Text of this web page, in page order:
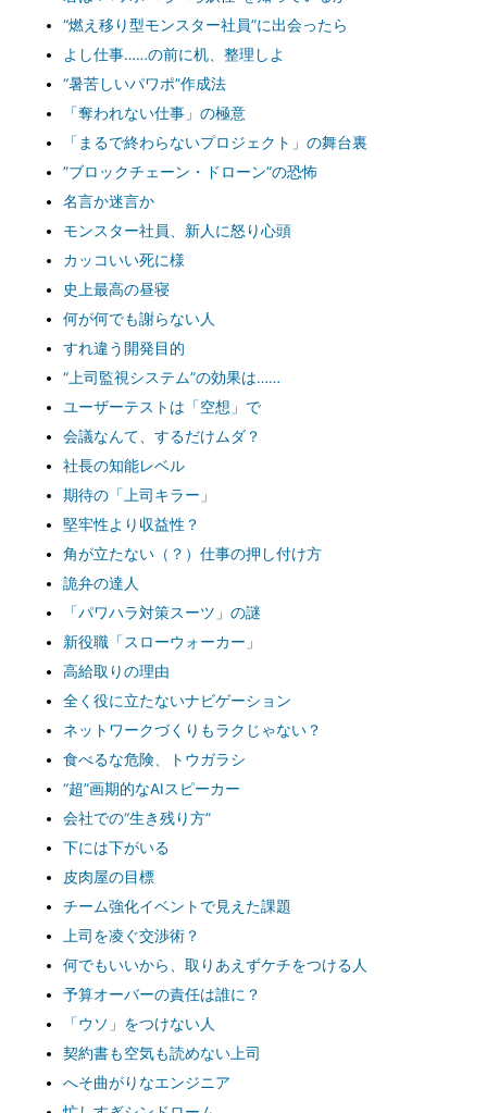
“燃え移り型モンスター社員”に出会ったら
よし仕事……の前に机、整理しよ
“暑苦しいパワポ”作成法
「奪われない仕事」の極意
「まるで終わらないプロジェクト」の舞台裏
”ブロックチェーン・ドローン”の恐怖
名言か迷言か
モンスター社員、新人に怒り心頭
カッコいい死に様
史上最高の昼寝
何が何でも謝らない人
すれ違う開発目的
“上司監視システム”の効果は……
ユーザーテストは「空想」で
会議なんて、するだけムダ？
社長の知能レベル
期待の「上司キラー」
堅牢性より収益性？
角が立たない（？）仕事の押し付け方
詭弁の達人
「パワハラ対策スーツ」の謎
新役職「スローウォーカー」
高給取りの理由
全く役に立たないナビゲーション
ネットワークづくりもラクじゃない？
食べるな危険、トウガラシ
“超”画期的なAIスピーカー
会社での“生き残り方”
下には下がいる
皮肉屋の目標
チーム強化イベントで見えた課題
上司を凌ぐ交渉術？
何でもいいから、取りあえずケチをつける人
予算オーバーの責任は誰に？
「ウソ」をつけない人
契約書も空気も読めない上司
へそ曲がりなエンジニア